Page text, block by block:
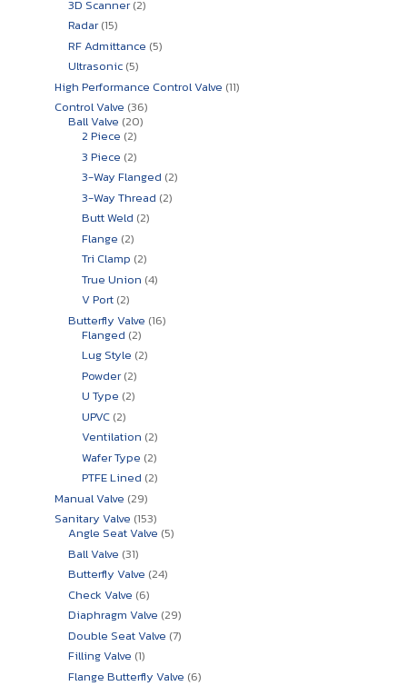
3D Scanner 22
Radar 1515
สินค้า
RF Admittance 55
Ultrasonic 55
สินค้า
High Performance Control Valve 1111
Control Valve 3636
Ball Valve 2020
2 Piece 22
สินค้า
3 Piece 22
สินค้า
3-Way Flanged 22
3-Way Thread 22
Butt Weld 22
Flange 22
สินค้า
Tri Clamp 22
สินค้า
True Union 44
V Port 22
สินค้า
Butterfly Valve 1616
Flanged 22
สินค้า
Lug Style 22
Powder 22
สินค้า
U Type 22
UPVC 22
สินค้า
Ventilation 22
สินค้า
Wafer Type 22
สินค้า
PTFE Lined 22
Manual Valve 2929
สินค้า
Sanitary Valve 153153
สินค้า
Angle Seat Valve 55
Ball Valve 3131
สินค้า
Butterfly Valve 2424
Check Valve 66
สินค้า
Diaphragm Valve 2929
สินค้า
Double Seat Valve 77
Filling Valve 11
สินค้า
Flange Butterfly Valve 66